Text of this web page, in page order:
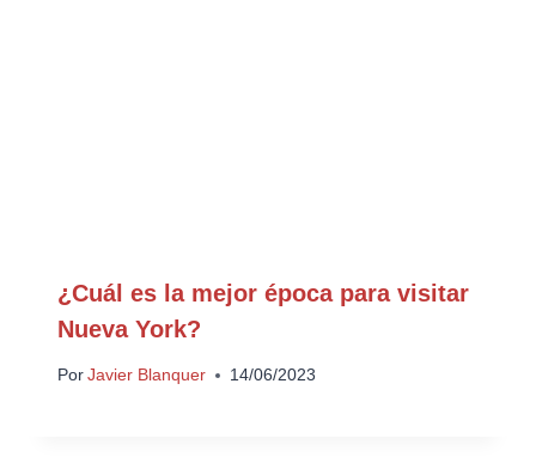
¿Cuál es la mejor época para visitar
Nueva York?
Por Javier Blanquer 14/06/2023